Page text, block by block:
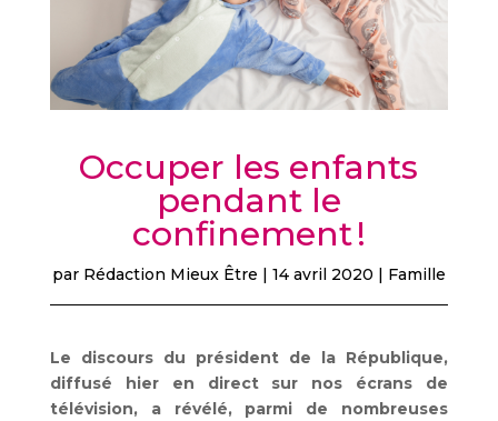
Occuper les enfants
pendant le
confinement !
par Rédaction Mieux Être | 14 avril 2020 | Famille
Le discours du président de la République,
diffusé hier en direct sur nos écrans de
télévision, a révélé, parmi de nombreuses